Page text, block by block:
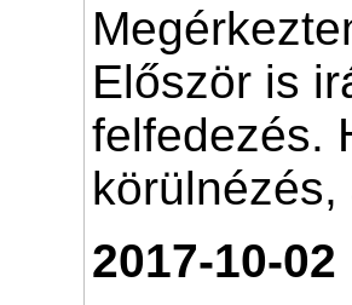
Először is
felfedezés.
2017-10-02